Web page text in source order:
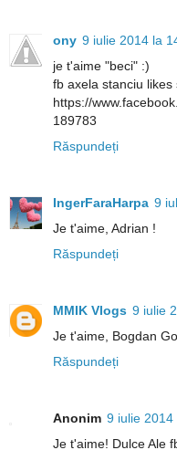
ony 9 iulie 2014 la
je t'aime "beci" :)
fb axela stanciu likes
https://
189783
Răspundeți
IngerFaraHarpa 9
Je t'aime, Adrian !
Răspundeți
MMIK Vlogs 9 iulie
Je t'aime, Bogdan
Răspundeți
Anonim 9 iulie 2014
Je t'aime! Dulce Ale